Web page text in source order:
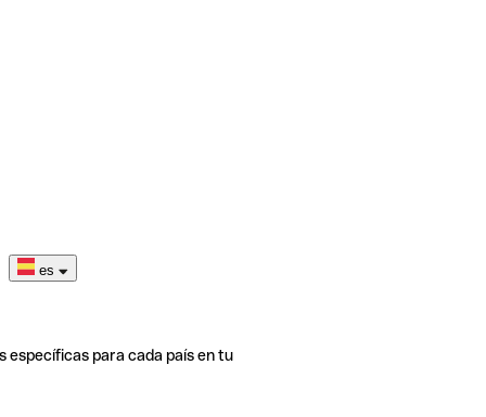
es
específicas para cada país en tu